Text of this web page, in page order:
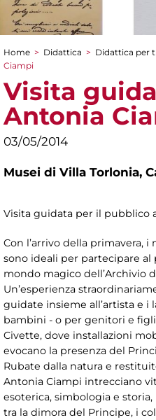
Tu sei qui
Home > Didattica > Didattica per
Ciampi
Visita
Antonia
03/05/2014
Musei di Villa Torlonia,
Visita guidata per il pubblico
Con l’arrivo della primavera,
sono ideali per partecipare al
mondo magico dell’Archivio
Un’esperienza
guidate insieme all’artista e
bambini - o per genitori e
Civette, dove installazioni
evocano la presenza del
Rubate dalla natura e
Antonia Ciampi intrecciano
esoterica, simbologia e
tra la dimora del Principe, i